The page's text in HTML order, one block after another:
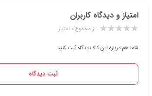
امتیاز و دیدگاه کاربران
از مجموع ۰ امتیاز
شما هم درباره این کالا دیدگاه ثبت کنید
ثبت دیدگاه